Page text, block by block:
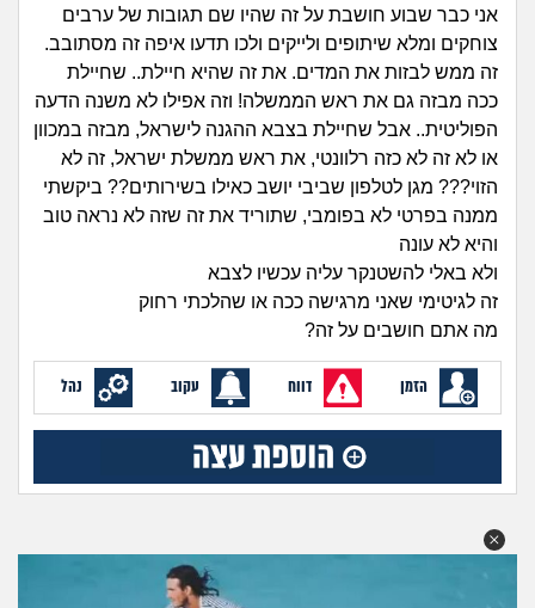
מתחם הטיפים
מדורים
זוגיות
היריון ולידה
הורות ומשפחה
מהבקו"ם... ועד מתי?!
לימודים וסטודנטים
חברים ואנשים
חיפוש שאלות
הרשמה | התחברות
אני כבר שבוע חושבת על זה שהיו שם תגובות של ערבים
צוחקים ומלא שיתופים ולייקים ולכו תדעו איפה זה מסתובב.
זה ממש לבזות את המדים. את זה שהיא חיילת.. שחיילת
ככה מבזה גם את ראש הממשלה! וזה אפילו לא משנה הדעה
הפוליטית.. אבל שחיילת בצבא ההגנה לישראל, מבזה במכוון
או לא זה לא כזה רלוונטי, את ראש ממשלת ישראל, זה לא
הזוי??? מגן לטלפון שביבי יושב כאילו בשירותים?? ביקשתי
ממנה בפרטי לא בפומבי, שתוריד את זה שזה לא נראה טוב
והיא לא עונה
ולא באלי להשטנקר עליה עכשיו לצבא
זה לגיטימי שאני מרגישה ככה או שהלכתי רחוק
מה אתם חושבים על זה?
הזמן דווח עקוב נהל